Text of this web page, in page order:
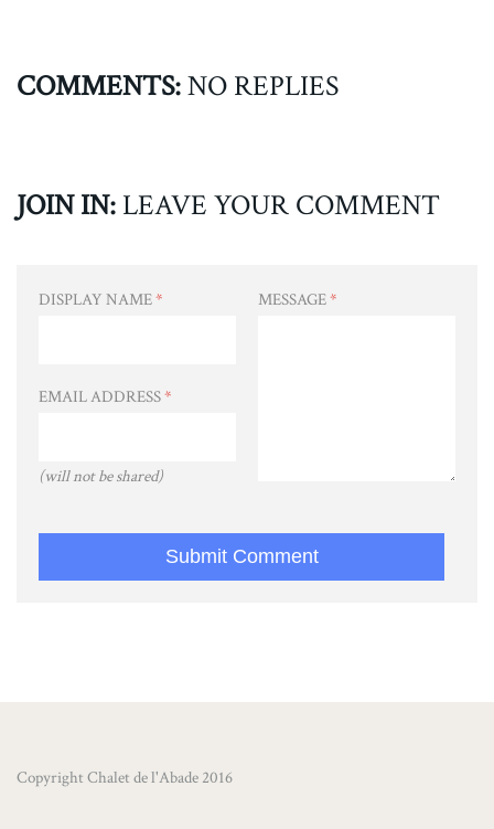
COMMENTS:NO REPLIES
JOIN IN: LEAVE YOUR COMMENT
DISPLAY NAME*
EMAIL ADDRESS*
(will not be shared)
MESSAGE*
Copyright Chalet de l'Abade 2016